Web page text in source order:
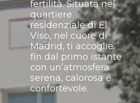
fertilità. Situata nel
quartiere
residenziale di El
Viso, nel cuore di
Madrid, ti accoglie
fin dal primo istante
con un’atmosfera
serena, calorosa e
confortevole.